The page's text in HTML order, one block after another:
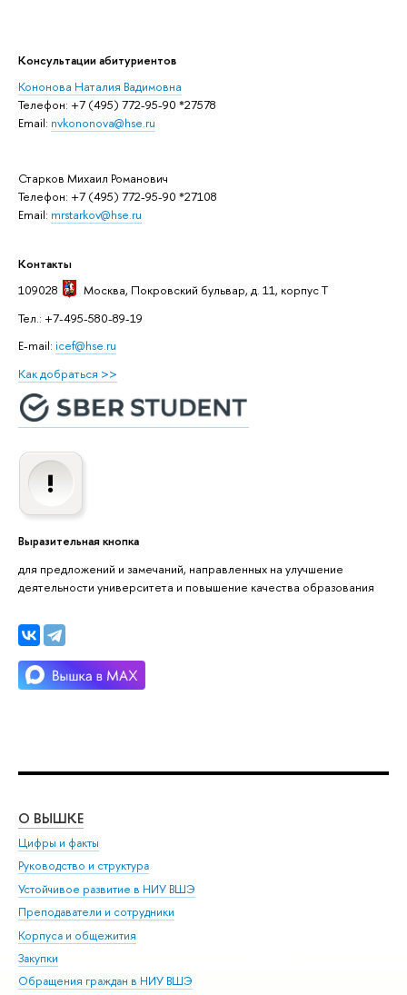
Консультации абитуриентов
Кононова Наталия Вадимовна
Телефон: +7 (495) 772-95-90 *27578
Email: nvkononova@hse.ru
Старков Михаил Романович
Телефон: +7 (495) 772-95-90 *27108
Email: mrstarkov@hse.ru
Контакты
109028
Москва, Покровский бульвар, д. 11, корпус T
Тел.: +7-495-580-89-19
E-mail: icef@hse.ru
Как добраться >>
Выразительная кнопка
для предложений и замечаний, направленных на улучшение
деятельности университета и повышение качества образования
О ВЫШКЕ
Цифры и факты
Руководство и структура
Устойчивое развитие в НИУ ВШЭ
Преподаватели и сотрудники
Корпуса и общежития
Закупки
Обращения граждан в НИУ ВШЭ